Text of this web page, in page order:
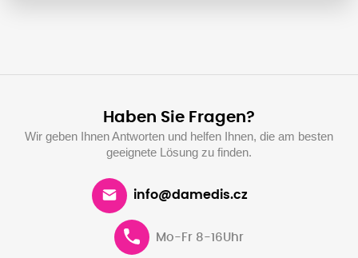
Haben Sie Fragen?
Wir geben Ihnen Antworten und helfen Ihnen, die am besten
geeignete Lösung zu finden.
info@damedis.cz
Mo-Fr 8-16Uhr